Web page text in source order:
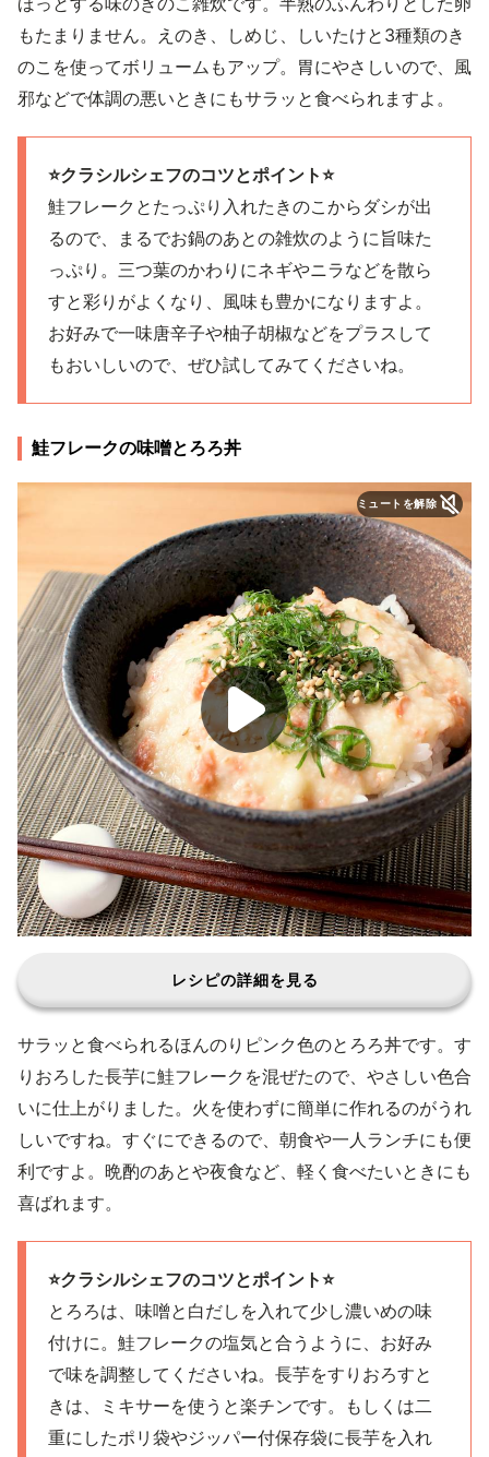
もたまりません。えのき、しめじ、しいたけと3種類のき
のこを使ってボリュームもアップ。胃にやさしいので、風
邪などで体調の悪いときにもサラッと食べられますよ。
⭐️クラシルシェフのコツとポイント⭐️
鮭フレークとたっぷり入れたきのこからダシが出
るので、まるでお鍋のあとの雑炊のように旨味た
っぷり。三つ葉のかわりにネギやニラなどを散ら
すと彩りがよくなり、風味も豊かになりますよ。
お好みで一味唐辛子や柚子胡椒などをプラスして
もおいしいので、ぜひ試してみてくださいね。
鮭フレークの味噌とろろ丼
ミュートを解除
レシピの詳細を見る
サラッと食べられるほんのりピンク色のとろろ丼です。す
りおろした長芋に鮭フレークを混ぜたので、やさしい色合
いに仕上がりました。火を使わずに簡単に作れるのがうれ
しいですね。すぐにできるので、朝食や一人ランチにも便
利ですよ。晩酌のあとや夜食など、軽く食べたいときにも
喜ばれます。
⭐️クラシルシェフのコツとポイント⭐️
とろろは、味噌と白だしを入れて少し濃いめの味
付けに。鮭フレークの塩気と合うように、お好み
で味を調整してくださいね。長芋をすりおろすと
きは、ミキサーを使うと楽チンです。もしくは二
重にしたポリ袋やジッパー付保存袋に長芋を入れ